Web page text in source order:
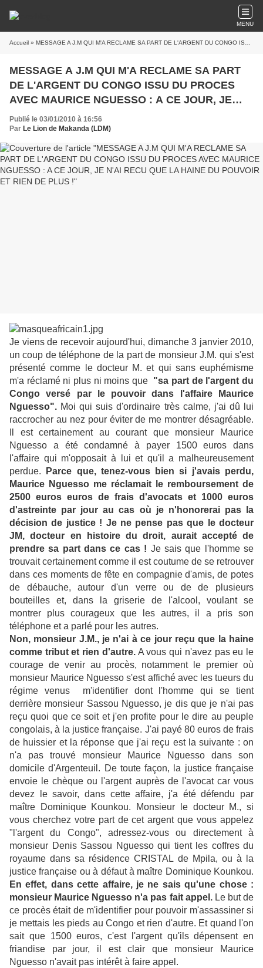
MENU
Accueil » MESSAGE A J.M QUI M'A RECLAME SA PART DE L'ARGENT DU CONGO ISSU DU PROCES AVEC MAURICE NGUESSO : A CE JOUR, JE N'AI RECU QUE LA HAINE DU POUVOIR ET RIEN DE PLUS !
MESSAGE A J.M QUI M'A RECLAME SA PART
DE L'ARGENT DU CONGO ISSU DU PROCES
AVEC MAURICE NGUESSO : A CE JOUR, JE
N'AI RECU QUE LA HAINE DU POUVOIR ET
RIEN DE PLUS !
Publié le 03/01/2010 à 16:56
Par Le Lion de Makanda (LDM)
Je viens de recevoir aujourd'hui, dimanche 3 janvier 2010,
un coup de téléphone de la part de monsieur J.M. qui s'est
présenté comme le docteur M. et qui sans euphémisme
m'a réclamé ni plus ni moins que "sa part de l'argent du
Congo versé par le pouvoir dans l'affaire Maurice
Nguesso". Moi qui suis d'ordinaire très calme, j'ai dû lui
raccrocher au nez pour éviter de me montrer désagréable.
Il est certainement au courant que monsieur Maurice
Nguesso a été condamné à payer 1500 euros dans
l'affaire qui m'opposait à lui et qu'il a malheureusement
perdue.
Parce que, tenez-vous bien si j'avais perdu,
Maurice Nguesso me réclamait le remboursement de
2500 euros euros de frais d'avocats et 1000 euros
d'astreinte par jour au cas où je n'honorerai pas la
décision de justice ! Je ne pense pas que le docteur
JM, docteur en histoire du droit, aurait accepté de
prendre sa part dans ce cas ! Je sais que l'homme se
trouvait certainement comme il est coutume de se retrouver
dans ces moments de fête en compagnie d'amis, de potes
de débauche, autour d'un verre ou de de plusieurs
bouteilles et, dans la griserie de l'alcool, voulant se
montrer plus courageux que les autres, il a pris son
téléphone et a parlé pour les autres.
Non, monsieur J.M., je n'ai à ce jour reçu que la haine
comme tribut et rien d'autre.A vous qui n'avez pas eu le
courage de venir au procès, notamment le premier où
monsieur Maurice Nguesso s'est affiché avec les tueurs du
régime venus m'identifier dont l'homme qui se tient
derrière monsieur Sassou Nguesso, je dis que je n'ai pas
reçu quoi que ce soit et j'en profite pour le dire au peuple
congolais, à la justice française. J'ai payé 80 euros de frais
de huissier et la réponse que j'ai reçu est la suivante : on
n'a pas trouvé monsieur Maurice Nguesso dans son
domicile d'Argenteuil. De toute façon, la justice française
envoie le chèque ou l'argent auprès de l'avocat car vous
devez le savoir, dans cette affaire, j'a été défendu par
maître Dominique Kounkou. Monsieur le docteur M., si
vous cherchez votre part de cet argent que vous appelez
"l'argent du Congo", adressez-vous ou directement à
monsieur Denis Sassou Nguesso qui tient les coffres du
royaume dans sa résidence CRISTAL de Mpila, ou à la
justice française ou à défaut à maître Dominique Kounkou.
En effet, dans cette affaire, je ne sais qu'une chose :
monsieur Maurice Nguesso n'a pas fait appel.Le but de
ce procès était de m'identifier pour pouvoir m'assassiner si
je mettais les pieds au Congo et rien d'autre. Et quand l'on
sait que 1500 euros, c'est l'argent qu'ils dépensent en
friandise par jour, il est clair que monsieur Maurice
Nguesso n'avait pas intérêt à faire appel.